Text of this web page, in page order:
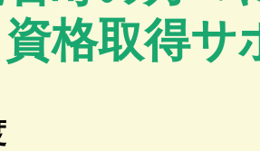
資格取得サ